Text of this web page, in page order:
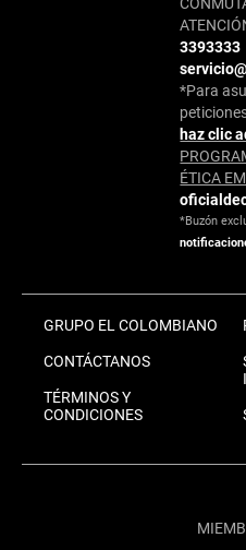
3393333
*Para
haz clic
ÉTICA
*Buzón
GRUPO EL COLOMBIANO
CONTÁCTANOS
TÉRMINOS Y
CONDICIONES